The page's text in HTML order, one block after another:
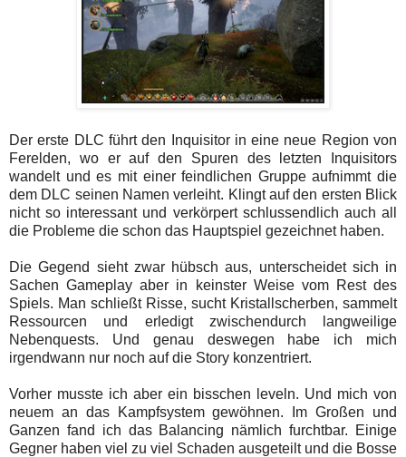
Der erste DLC führt den Inquisitor in eine neue Region von
Ferelden, wo er auf den Spuren des letzten Inquisitors
wandelt und es mit einer feindlichen Gruppe aufnimmt die
dem DLC seinen Namen verleiht. Klingt auf den ersten Blick
nicht so interessant und verkörpert schlussendlich auch all
die Probleme die schon das Hauptspiel gezeichnet haben.
Die Gegend sieht zwar hübsch aus, unterscheidet sich in
Sachen Gameplay aber in keinster Weise vom Rest des
Spiels. Man schließt Risse, sucht Kristallscherben, sammelt
Ressourcen und erledigt zwischendurch langweilige
Nebenquests. Und genau deswegen habe ich mich
irgendwann nur noch auf die Story konzentriert.
Vorher musste ich aber ein bisschen leveln. Und mich von
neuem an das Kampfsystem gewöhnen. Im Großen und
Ganzen fand ich das Balancing nämlich furchtbar. Einige
Gegner haben viel zu viel Schaden ausgeteilt und die Bosse